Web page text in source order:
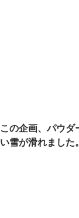
この企画、パウ
い雪が滑れました。